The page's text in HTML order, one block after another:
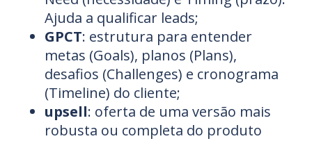
Ajuda a qualificar leads;
GPCT: estrutura para entender
metas (Goals), planos (Plans),
desafios (Challenges) e cronograma
(Timeline) do cliente;
upsell: oferta de uma versão mais
robusta ou completa do produto